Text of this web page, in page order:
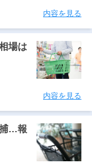
内容を見る
場は
内容を見る
…報